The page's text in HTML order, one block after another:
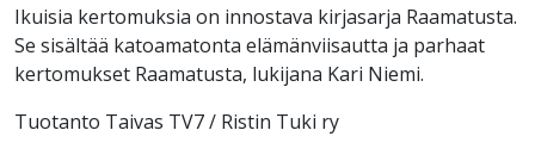
Ikuisia kertomuksia on innostava kirjasarja Raamatusta.
Se sisältää katoamatonta elämänviisautta ja parhaat
kertomukset Raamatusta, lukijana Kari Niemi.
Tuotanto Taivas TV7 / Ristin Tuki ry